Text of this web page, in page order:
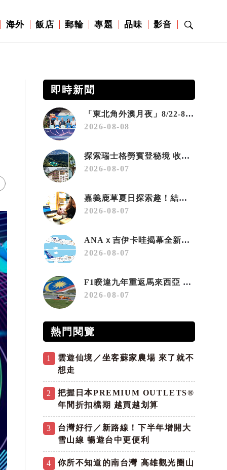
海外 飯店 郵輪 專題 品味 影音
即時新聞
「東北角外澳月夜」8/22-8/23浪漫登場 串聯五漁村、音樂、市集、火舞與慢旅共度夏夜
2026-08-08
探索瑞士格勞賓登秘境 收藏六種阿爾卑斯夏日療癒之旅
2026-08-07
嘉義鹿草夏日探索趣！結合科學、農場與自然的親子小旅行
2026-08-07
ANAｘ吉伊卡哇揭幕全新彩繪機「Chiikawa JET」
2026-08-07
F1睽違九年重返馬來西亞 三大國際賽事打造10月運動旅遊熱潮 賽車、自行車、路跑同週登場
2026-08-07
熱門閱覽
1
雲遊仙境／坐客蘇家農場 來了就不
想走
2
把握日本PREMIUM OUTLETS®
年間折扣檔期 越買越划算
3
台灣好行／新路線！下半年增開大
雪山線 暢遊台中更便利
4
你所不知道的南台灣 高雄觀光圈山